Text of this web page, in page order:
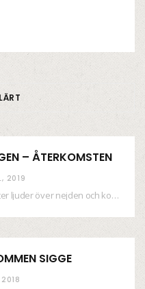
– ÅTERKOMSTEN
2019
Trumpeter ljuder över nejden och konfetti regnar längsmed husfasaderna – FREDEN ÄR HÄR! Eller ahem.…
SIGGE